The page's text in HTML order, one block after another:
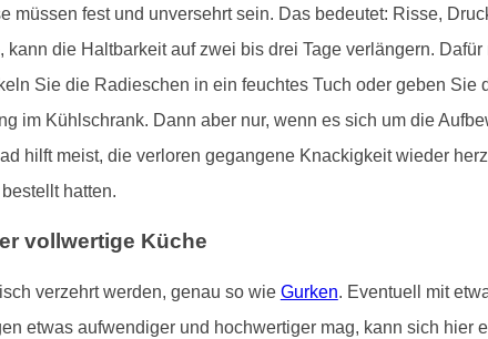
müssen fest und unversehrt sein. Das bedeutet: Risse,
die Haltbarkeit auf zwei bis drei Tage verlängern.
Sie die Radieschen in ein feuchtes Tuch oder geben Sie
im Kühlschrank. Dann aber nur, wenn es sich um die
hilft meist, die verloren gegangene Knackigkeit wieder
hatten.
vollwertige Küche
verzehrt werden, genau so wie Gurken. Eventuell mit
etwas aufwendiger und hochwertiger mag, kann sich hier